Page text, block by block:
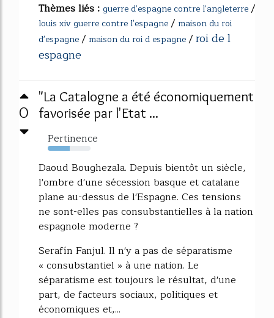
Thèmes liés : guerre d'espagne contre l'angleterre/
louis xiv guerre contre l'espagne/ maison du roi
d'espagne/ maison du roi d espagne/roi de l
espagne
0
"La Catalogne a été économiquement
favorisée par l'Etat ...
Pertinence
52%
Daoud Boughezala. Depuis bientôt un siècle,
l'ombre d'une sécession basque et catalane
plane au-dessus de l'Espagne. Ces tensions
ne sont-elles pas consubstantielles à la nation
espagnole moderne ?
Serafín Fanjul. Il n'y a pas de séparatisme
« consubstantiel » à une nation. Le
séparatisme est toujours le résultat, d'une
part, de facteurs sociaux, politiques et
économiques et,...